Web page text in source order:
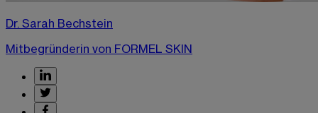
Dr. Sarah Bechstein
Mitbegründerin von FORMEL SKIN